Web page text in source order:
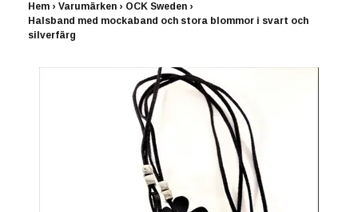
Hem › Varumärken › OCK Sweden ›
Halsband med mockaband och stora blommor i svart och
silverfärg